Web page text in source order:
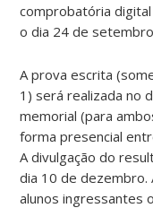
comprobatória
o dia 24 de
A prova escrita
1) será realizada no
memorial (para
forma presencial
A divulgação do
dia 10 de dezembro.
alunos ingressantes